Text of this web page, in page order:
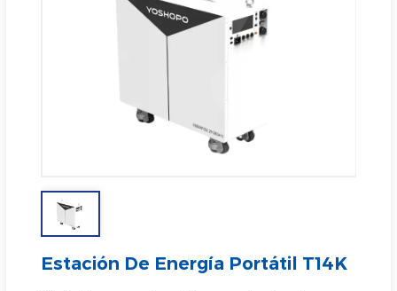
Estación De Energía Portátil T14K